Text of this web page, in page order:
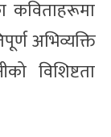
कविताहरूमा
अभिव्यक्ति
विशिष्टता